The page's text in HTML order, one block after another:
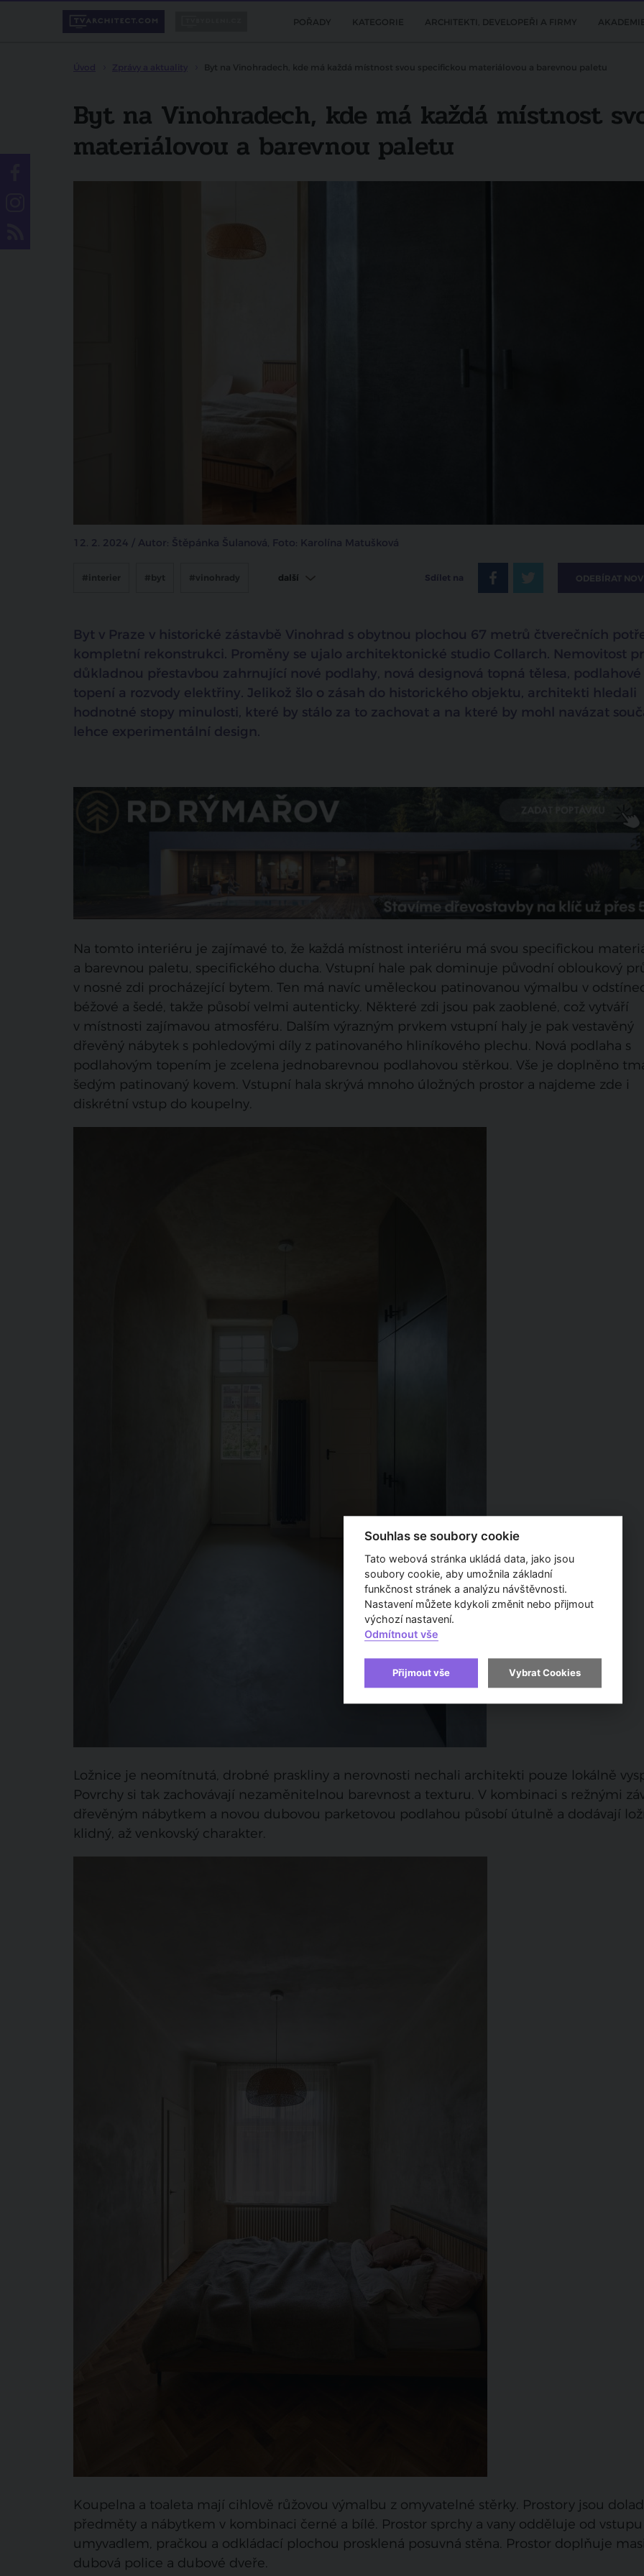
POŘADY KATEGORIE ARCHITEKTI, DEVELOPEŘI A FIRMY
Byt na Vinohradech, kde má každá místnost svou specifickou materiálovou a barevnou paletu
Byt na Vinohradech, kde má každá místnost
materiálovou a barevnou paletu
12. 2. 2024 / Autor: Štěpánka Šulanová, Foto: Karolína Matušková
#interier #byt #vinohrady další Sdílet na ODEBÍRAT
Byt v Praze v historické zástavbě Vinohrad s obytnou plochou 67 metrů čtverečních
kompletní rekonstrukci. Proměny se ujalo architektonické studio Collarch. Nemovitost
důkladnou přestavbou zahrnující nové podlahy, nová designová topná tělesa, podlahové
topení a rozvody elektřiny. Jelikož šlo o zásah do historického objektu, architekti hledali
hodnotné stopy minulosti, které by stálo za to zachovat a na které by mohl navázat
lehce experimentální design.
Na tomto interiéru je zajímavé to, že každá místnost interiéru má svou specifickou
a barevnou paletu, specifického ducha. Vstupní hale pak dominuje původní obloukový
v nosné zdi procházející bytem. Ten má navíc uměleckou patinovanou výmalbu v
béžové a šedé, takže působí velmi autenticky. Některé zdi jsou pak zaoblené, což vytváří
v místnosti zajímavou atmosféru. Dalším výrazným prvkem vstupní haly je pak vestavěný
dřevěný nábytek s pohledovými díly z patinovaného hliníkového plechu. Nová podlaha s
podlahovým topením je zcelena jednobarevnou podlahovou stěrkou. Vše je doplněno
šedým patinovaný kovem. Vstupní hala skrývá mnoho úložných prostor a najdeme zde i
diskrétní vstup do koupelny.
Ložnice je neomítnutá, drobné praskliny a nerovnosti nechali architekti pouze lokálně
Povrchy si tak zachovávají nezaměnitelnou barevnost a texturu. V kombinaci s režnými
dřevěným nábytkem a novou dubovou parketovou podlahou působí útulně a dodávají
klidný, až venkovský charakter.
Koupelna a toaleta mají cihlově růžovou výmalbu z omyvatelné stěrky. Prostory jsou
předměty a nábytkem v kombinaci černé a bílé. Prostor sprchy a vany odděluje od vstupu
umyvadlem, pračkou a odkládací plochou prosklená posuvná stěna. Prostor doplňuje
dubová police a dubové dveře.
Souhlas se soubory cookie
Tato webová stránka ukládá data, jako jsou
soubory cookie, aby umožnila základní
funkčnost stránek a analýzu návštěvnosti.
Nastavení můžete kdykoli změnit nebo přijmout
výchozí nastavení.
Odmítnout vše
Přijmout vše Vybrat Cookies